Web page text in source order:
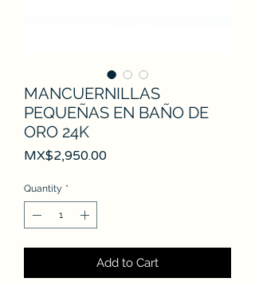
MANCUERNILLAS
PEQUEÑAS EN BAÑO DE
ORO 24K
MX$2,950.00Price
Quantity *
Add to Cart